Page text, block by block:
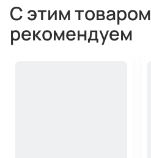
С этим товаром
рекомендуем